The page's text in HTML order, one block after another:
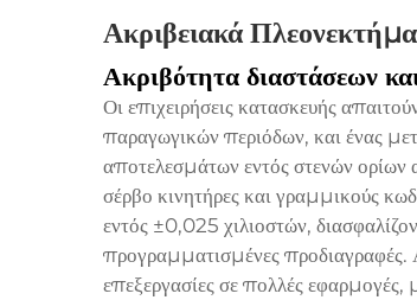
Ακριβειακά
Ακριβότητα διαστάσεων
Οι επιχειρήσεις κατασκευής
παραγωγικών περιόδων, και ένας
αποτελεσμάτων εντός στενών
σέρβο κινητήρες και γραμμικούς
εντός ±0,025 χιλιοστών,
προγραμματισμένες προδιαγραφές.
επεξεργασίες σε πολλές